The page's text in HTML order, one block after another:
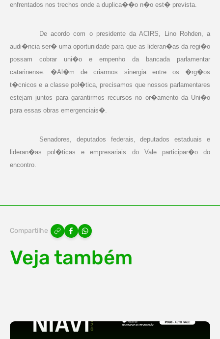
enfrentados nos trechos onde a duplica��o n�o est� prevista.
De acordo com o presidente da ACIRS, Lino Rohden, a
audi�ncia ser� uma oportunidade para que as lideran�as da regi�o
possam cobrar uni�o e empenho da bancada parlamentar
catarinense. �Al�m de criarmos sinergia entre os �rg�os
t�cnicos e a classe pol�tica, precisamos que nossos parlamentares
estejam juntos para garantirmos recursos no or�amento da Uni�o
para essas obras emergenciais�.
Senadores, deputados federais, deputados estaduais e
lideran�as pol�ticas e empresariais do Vale participar�o do
encontro.
Compartilhe
Veja também